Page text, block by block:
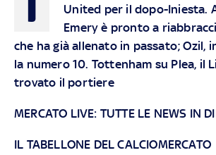
United per il dopo-Iniesta.
Emery è pronto a
che ha già allenato in passato; Ozil,
la numero 10. Tottenham su Plea, il
trovato il portiere
MERCATO LIVE: TUTTE LE NEWS IN
IL TABELLONE DEL CALCIOMERCATO